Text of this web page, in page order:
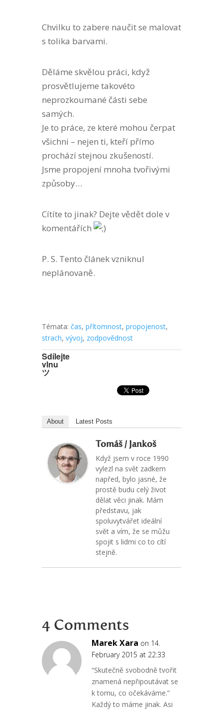
Chvilku to zabere naučit se malovat
s tolika barvami.
Děláme skvělou práci, když
prosvětlujeme takovéto
neprozkoumané části sebe
samých.
Je to práce, ze které mohou čerpat
všichni – nejen ti, kteří přímo
prochází stejnou zkušeností.
Jsme propojení mnoha tvořivými
způsoby…
Cítíte to jinak? Dejte vědět dole v
komentářích
P. S. Tento článek vzniknul
neplánovaně.
Témata: čas, přítomnost, propojenost,
strach, vývoj, zodpovědnost
Sdílejte
vlnu
ツ
About Latest Posts
Tomáš / Jankoš
Když jsem v roce 1990
vylezl na svět zadkem
napřed, bylo jasné, že
prostě budu celý život
dělat věci jinak. Mám
představu, jak
spoluvytvářet ideální
svět a vím, že se můžu
spojit s lidmi co to cítí
stejně.
4 Comments
Marek Xara on 14.
February 2015 at 22:33
“Skutečně svobodně tvořit
znamená nepřipoutávat se
k tomu, co očekáváme.”
Každý to máme jinak. Asi